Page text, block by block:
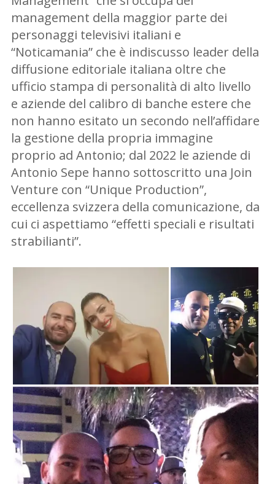
management della maggior parte dei
personaggi televisivi italiani e
“Noticamania” che è indiscusso leader della
diffusione editoriale italiana oltre che
ufficio stampa di personalità di alto livello
e aziende del calibro di banche estere che
non hanno esitato un secondo nell’affidare
la gestione della propria immagine
proprio ad Antonio; dal 2022 le aziende di
Antonio Sepe hanno sottoscritto una Join
Venture con “Unique Production”,
eccellenza svizzera della comunicazione, da
cui ci aspettiamo “effetti speciali e risultati
strabilianti”.